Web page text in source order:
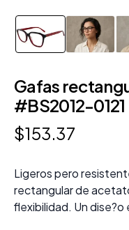
Gafas
#BS2012-0121
$153.37
Ligeros pero
rectangular de
flexibilidad. Un dise?o